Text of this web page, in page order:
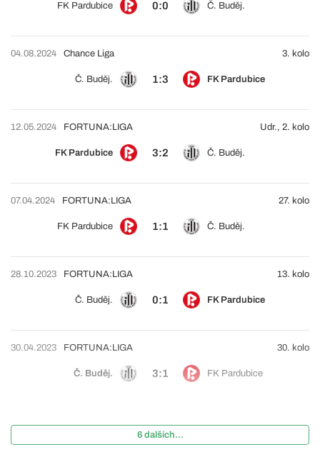
FK Pardubice 0:0 Č. Buděj.
04.08.2024
Č. Buděj. 1:3 FK Pardubice
Chance Liga 3. kolo
12.05.2024
FK Pardubice 3:2 Č. Buděj.
FORTUNA:LIGA Udr., 2. kolo
07.04.2024
FK Pardubice 1:1 Č. Buděj.
FORTUNA:LIGA 27. kolo
28.10.2023
Č. Buděj. 0:1 FK Pardubice
FORTUNA:LIGA 13. kolo
30.04.2023
Č. Buděj. 3:1 FK Pardubice
FORTUNA:LIGA 30. kolo
6 dalších...